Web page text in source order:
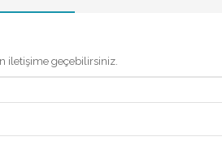
iletişime geçebilirsiniz.